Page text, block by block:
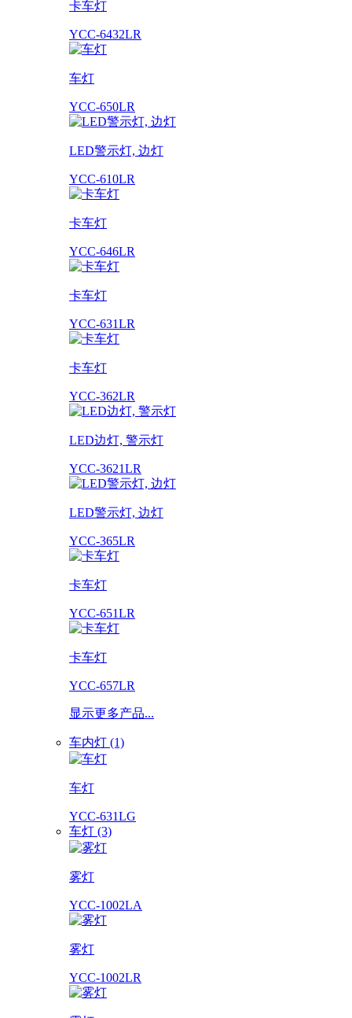
卡车灯
YCC-6432LR
车灯
YCC-650LR
LED警示灯, 边灯
YCC-610LR
卡车灯
YCC-646LR
卡车灯
YCC-631LR
卡车灯
YCC-362LR
LED边灯, 警示灯
YCC-3621LR
LED警示灯, 边灯
YCC-365LR
卡车灯
YCC-651LR
卡车灯
YCC-657LR
显示更多产品...
车内灯 (1)
车灯
YCC-631LG
车灯 (3)
雾灯
YCC-1002LA
雾灯
YCC-1002LR